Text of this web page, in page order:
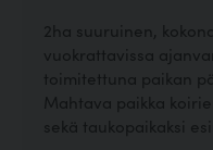
2ha suuruinen,
vuokrattavissa
toimitettuna paikan
Mahtava paikka
sekä taukopaikaksi